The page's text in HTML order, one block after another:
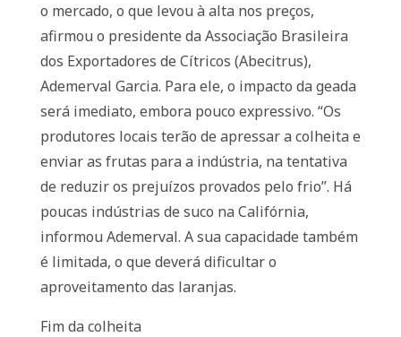
o mercado, o que levou à alta nos preços,
afirmou o presidente da Associação Brasileira
dos Exportadores de Cítricos (Abecitrus),
Ademerval Garcia. Para ele, o impacto da geada
será imediato, embora pouco expressivo. “Os
produtores locais terão de apressar a colheita e
enviar as frutas para a indústria, na tentativa
de reduzir os prejuízos provados pelo frio”. Há
poucas indústrias de suco na Califórnia,
informou Ademerval. A sua capacidade também
é limitada, o que deverá dificultar o
aproveitamento das laranjas.
Fim da colheita